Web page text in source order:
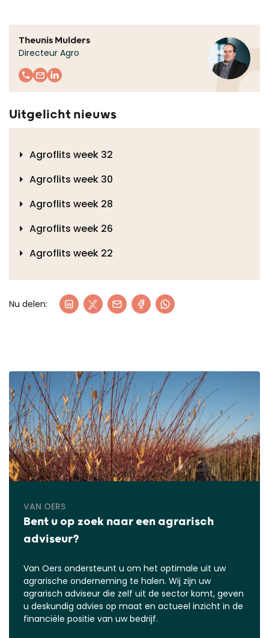
Theunis Mulders
Directeur Agro
Uitgelicht nieuws
Agroflits week 32
Agroflits week 30
Agroflits week 28
Agroflits week 26
Agroflits week 22
Nu delen:
VAN OERS
Bent u op zoek naar een agrarisch
adviseur?
Van Oers ondersteunt u om het optimale uit uw
agrarische onderneming te halen. Wij zijn uw
agrarisch adviseur die zelf uit de sector komt, geven
u deskundig advies op maat en actueel inzicht in de
financiële positie van uw bedrijf.